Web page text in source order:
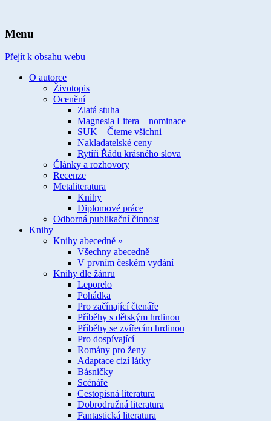
Ivona Březinová
Menu
Přejít k obsahu webu
O autorce
Životopis
Ocenění
Zlatá stuha
Magnesia Litera – nominace
SUK – Čteme všichni
Nakladatelské ceny
Rytíři Řádu krásného slova
Články a rozhovory
Recenze
Metaliteratura
Knihy
Diplomové práce
Odborná publikační činnost
Knihy
Knihy abecedně »
Všechny abecedně
V prvním českém vydání
Knihy dle žánru
Leporelo
Pohádka
Pro začínající čtenáře
Příběhy s dětským hrdinou
Příběhy se zvířecím hrdinou
Pro dospívající
Romány pro ženy
Adaptace cizí látky
Básničky
Scénáře
Cestopisná literatura
Dobrodružná literatura
Fantastická literatura